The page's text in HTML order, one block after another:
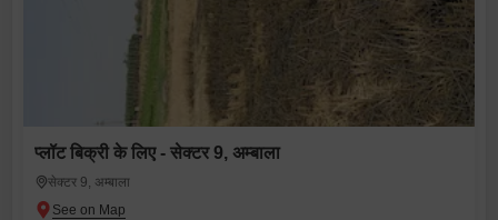
प्लॉट बिक्री के लिए - सेक्टर 9, अम्बाला
सेक्टर 9, अम्बाला